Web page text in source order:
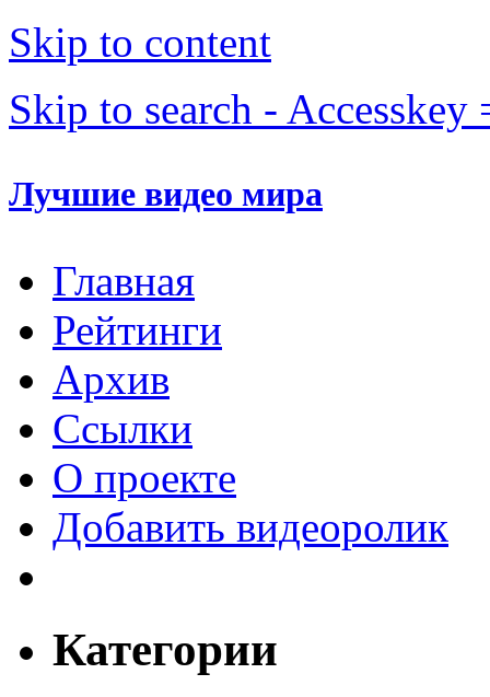
Skip to content
Skip to search - Accesskey
Лучшие видео мира
Главная
Рейтинги
Архив
Ссылки
О проекте
Добавить видеоролик
Категории